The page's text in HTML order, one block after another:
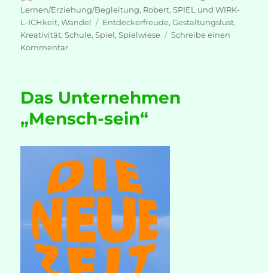
am
Lernen/Erziehung/Begleitung, Robert,SPIEL und WIRK-
L-ICHkeit,Wandel Schlagwörter
Entdeckerfreude,Gestaltungslust,
Kreativität,Schule,Spiel,Spielwiese
Schreibe einen
Kommentarzu
Lebens
Das Unternehmen
„Mensch-sein“